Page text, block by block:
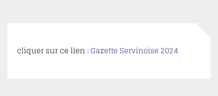
cliquer sur ce lien :Gazette Servinoise 2024